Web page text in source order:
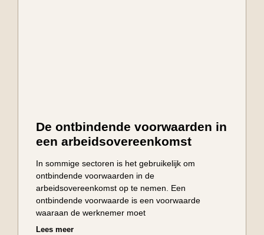
De ontbindende voorwaarden in
een arbeidsovereenkomst
In sommige sectoren is het gebruikelijk om
ontbindende voorwaarden in de
arbeidsovereenkomst op te nemen. Een
ontbindende voorwaarde is een voorwaarde
waaraan de werknemer moet
Lees meer